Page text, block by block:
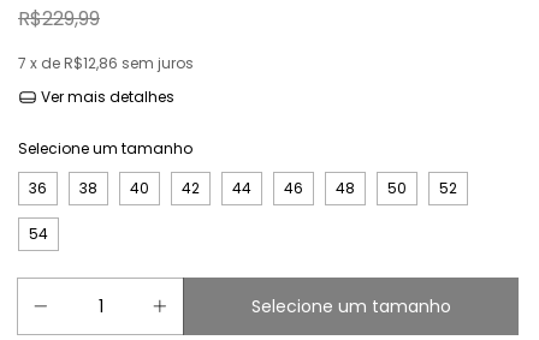
R$229,99
7 x de R$12,86 sem juros
Ver mais detalhes
Selecione um tamanho
36
38 40 42 44 46 48 50 52
54